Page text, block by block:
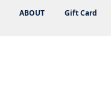
ABOUT Gift Card